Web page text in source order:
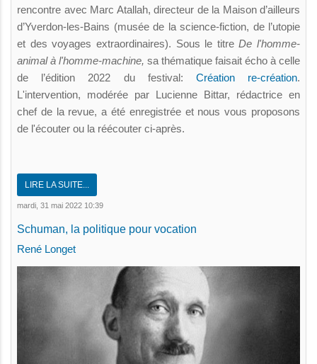
rencontre avec Marc Atallah, directeur de la Maison d’ailleurs
d’Yverdon-les-Bains (musée de la science-fiction, de l’utopie
et des voyages extraordinaires). Sous le titreDe l'homme-
animal à l'homme-machine, sa thématique faisait écho à celle
de l’édition 2022 du festival: Création re-création.
L'intervention, modérée par Lucienne Bittar, rédactrice en
chef de la revue, a été enregistrée et nous vous proposons
de l'écouter ou la réécouter ci-après.
LIRE LA SUITE...
mardi, 31 mai 2022 10:39
Schuman, la politique pour vocation
René Longet